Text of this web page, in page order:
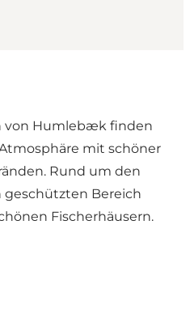
von Humlebæk finden
mit schöner
Rund um den
geschützten Bereich
Fischerhäusern.